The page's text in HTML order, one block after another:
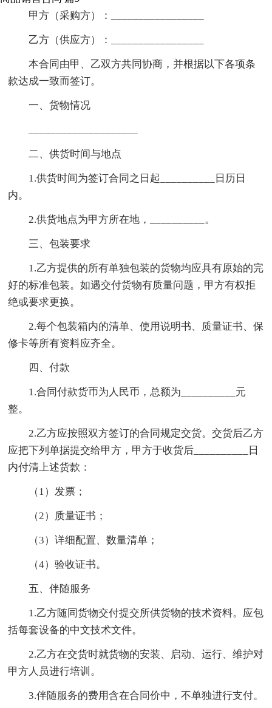
甲方（采购方）：_________________
乙方（供应方）：_________________
本合同由甲、乙双方共同协商，并根据以下各项条
款达成一致而签订。
一、货物情况
二、供货时间与地点
1.供货时间为签订合同之日起__________日历日
内。
2.供货地点为甲方所在地，__________。
三、包装要求
1.乙方提供的所有单独包装的货物均应具有原始的完
好的标准包装。如遇交付货物有质量问题，甲方有权拒
绝或要求更换。
2.每个包装箱内的清单、使用说明书、质量证书、保
修卡等所有资料应齐全。
四、付款
1.合同付款货币为人民币，总额为__________元
整。
2.乙方应按照双方签订的合同规定交货。交货后乙方
应把下列单据提交给甲方，甲方于收货后__________日
内付清上述货款：
（1）发票；
（2）质量证书；
（3）详细配置、数量清单；
（4）验收证书。
五、伴随服务
1.乙方随同货物交付提交所供货物的技术资料。应包
括每套设备的中文技术文件。
2.乙方在交货时就货物的安装、启动、运行、维护对
甲方人员进行培训。
3.伴随服务的费用含在合同价中，不单独进行支付。